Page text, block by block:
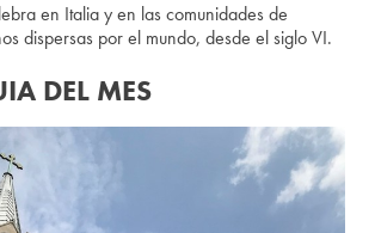
en Italia y en las comunidades de
dispersas por el mundo, desde el siglo VI.
DEL MES